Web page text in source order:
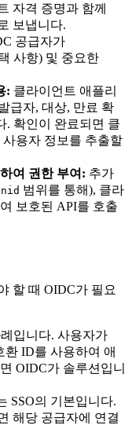
자격 증명과 함께
보냅니다.
공급자가
사항) 및 중요한
: 클라이언트 애플리
급자, 대상, 만료 확
. 확인이 완료되면 클
사용자 정보를 추출할
여 권한 부여: 추가
범위를 통해), 클라
보호된 API를 호출
할 때 OIDC가 필요
입니다. 사용자가
환 ID를 사용하여 애
OIDC가 솔루션입니
SSO의 기본입니다.
해당 공급자에 연결